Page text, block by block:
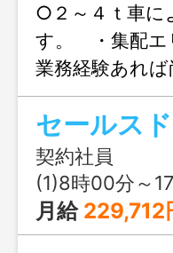
○２～４ｔ車に
す。 ・集配エ
業務経験あれ
ある場合もあ
採用後取得も
月または１０月
変更範囲：事
契約社員
(1)8時00分～
月給 229,712